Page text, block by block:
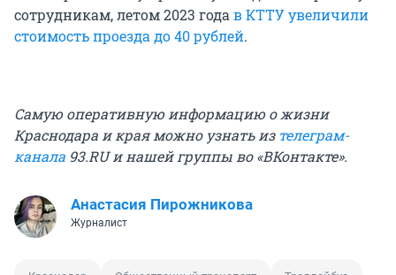
сотрудникам, летом 2023 года в КТТУ увеличили
стоимость проезда до 40 рублей.
Самую оперативную информацию о жизни
Краснодара и края можно узнать из телеграм-
канала 93.RU и нашей группы во «ВКонтакте».
Анастасия Пирожникова
Журналист